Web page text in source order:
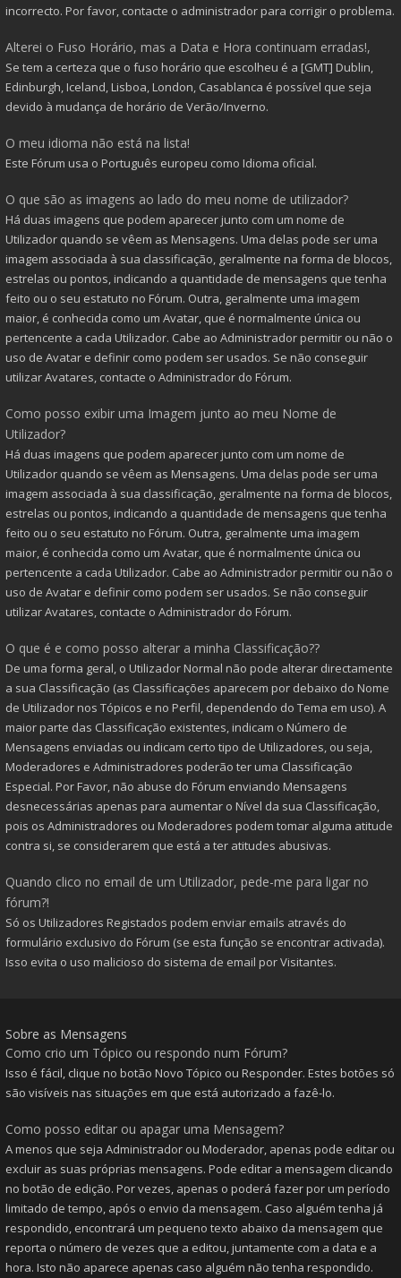
incorrecto. Por favor, contacte o administrador para corrigir o problema.
Alterei o Fuso Horário, mas a Data e Hora continuam erradas!,
Se tem a certeza que o fuso horário que escolheu é a [GMT] Dublin,
Edinburgh, Iceland, Lisboa, London, Casablanca é possível que seja
devido à mudança de horário de Verão/Inverno.
O meu idioma não está na lista!
Este Fórum usa o Português europeu como Idioma oficial.
O que são as imagens ao lado do meu nome de utilizador?
Há duas imagens que podem aparecer junto com um nome de
Utilizador quando se vêem as Mensagens. Uma delas pode ser uma
imagem associada à sua classificação, geralmente na forma de blocos,
estrelas ou pontos, indicando a quantidade de mensagens que tenha
feito ou o seu estatuto no Fórum. Outra, geralmente uma imagem
maior, é conhecida como um Avatar, que é normalmente única ou
pertencente a cada Utilizador. Cabe ao Administrador permitir ou não o
uso de Avatar e definir como podem ser usados. Se não conseguir
utilizar Avatares, contacte o Administrador do Fórum.
Como posso exibir uma Imagem junto ao meu Nome de
Utilizador?
Há duas imagens que podem aparecer junto com um nome de
Utilizador quando se vêem as Mensagens. Uma delas pode ser uma
imagem associada à sua classificação, geralmente na forma de blocos,
estrelas ou pontos, indicando a quantidade de mensagens que tenha
feito ou o seu estatuto no Fórum. Outra, geralmente uma imagem
maior, é conhecida como um Avatar, que é normalmente única ou
pertencente a cada Utilizador. Cabe ao Administrador permitir ou não o
uso de Avatar e definir como podem ser usados. Se não conseguir
utilizar Avatares, contacte o Administrador do Fórum.
O que é e como posso alterar a minha Classificação??
De uma forma geral, o Utilizador Normal não pode alterar directamente
a sua Classificação (as Classificações aparecem por debaixo do Nome
de Utilizador nos Tópicos e no Perfil, dependendo do Tema em uso). A
maior parte das Classificação existentes, indicam o Número de
Mensagens enviadas ou indicam certo tipo de Utilizadores, ou seja,
Moderadores e Administradores poderão ter uma Classificação
Especial. Por Favor, não abuse do Fórum enviando Mensagens
desnecessárias apenas para aumentar o Nível da sua Classificação,
pois os Administradores ou Moderadores podem tomar alguma atitude
contra si, se considerarem que está a ter atitudes abusivas.
Quando clico no email de um Utilizador, pede-me para ligar no
fórum?!
Só os Utilizadores Registados podem enviar emails através do
formulário exclusivo do Fórum (se esta função se encontrar activada).
Isso evita o uso malicioso do sistema de email por Visitantes.
Sobre as Mensagens
Como crio um Tópico ou respondo num Fórum?
Isso é fácil, clique no botão Novo Tópico ou Responder. Estes botões só
são visíveis nas situações em que está autorizado a fazê-lo.
Como posso editar ou apagar uma Mensagem?
A menos que seja Administrador ou Moderador, apenas pode editar ou
excluir as suas próprias mensagens. Pode editar a mensagem clicando
no botão de edição. Por vezes, apenas o poderá fazer por um período
limitado de tempo, após o envio da mensagem. Caso alguém tenha já
respondido, encontrará um pequeno texto abaixo da mensagem que
reporta o número de vezes que a editou, juntamente com a data e a
hora. Isto não aparece apenas caso alguém não tenha respondido.